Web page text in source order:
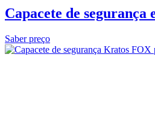
Capacete de
Saber preço